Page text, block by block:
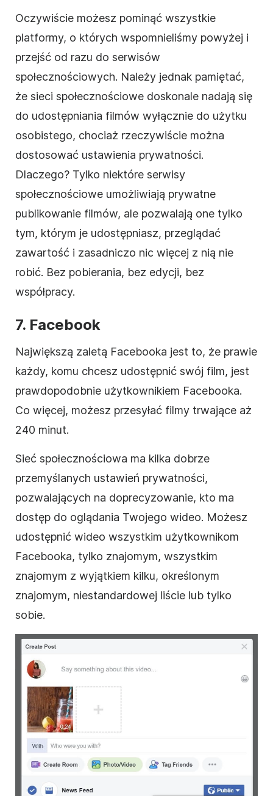
Oczywiście możesz pominąć wszystkie
platformy, o których wspomnieliśmy powyżej i
przejść od razu do serwisów
społecznościowych. Należy jednak pamiętać,
że sieci społecznościowe doskonale nadają się
do udostępniania filmów wyłącznie do użytku
osobistego, chociaż rzeczywiście można
dostosować ustawienia prywatności.
Dlaczego? Tylko niektóre serwisy
społecznościowe umożliwiają prywatne
publikowanie filmów, ale pozwalają one tylko
tym, którym je udostępniasz, przeglądać
zawartość i zasadniczo nic więcej z nią nie
robić. Bez pobierania, bez edycji, bez
współpracy.
7. Facebook
Największą zaletą Facebooka jest to, że prawie
każdy, komu chcesz udostępnić swój film, jest
prawdopodobnie użytkownikiem Facebooka.
Co więcej, możesz przesyłać filmy trwające aż
240 minut.
Sieć społecznościowa ma kilka dobrze
przemyślanych ustawień prywatności,
pozwalających na doprecyzowanie, kto ma
dostęp do oglądania Twojego wideo. Możesz
udostępnić wideo wszystkim użytkownikom
Facebooka, tylko znajomym, wszystkim
znajomym z wyjątkiem kilku, określonym
znajomym, niestandardowej liście lub tylko
sobie.